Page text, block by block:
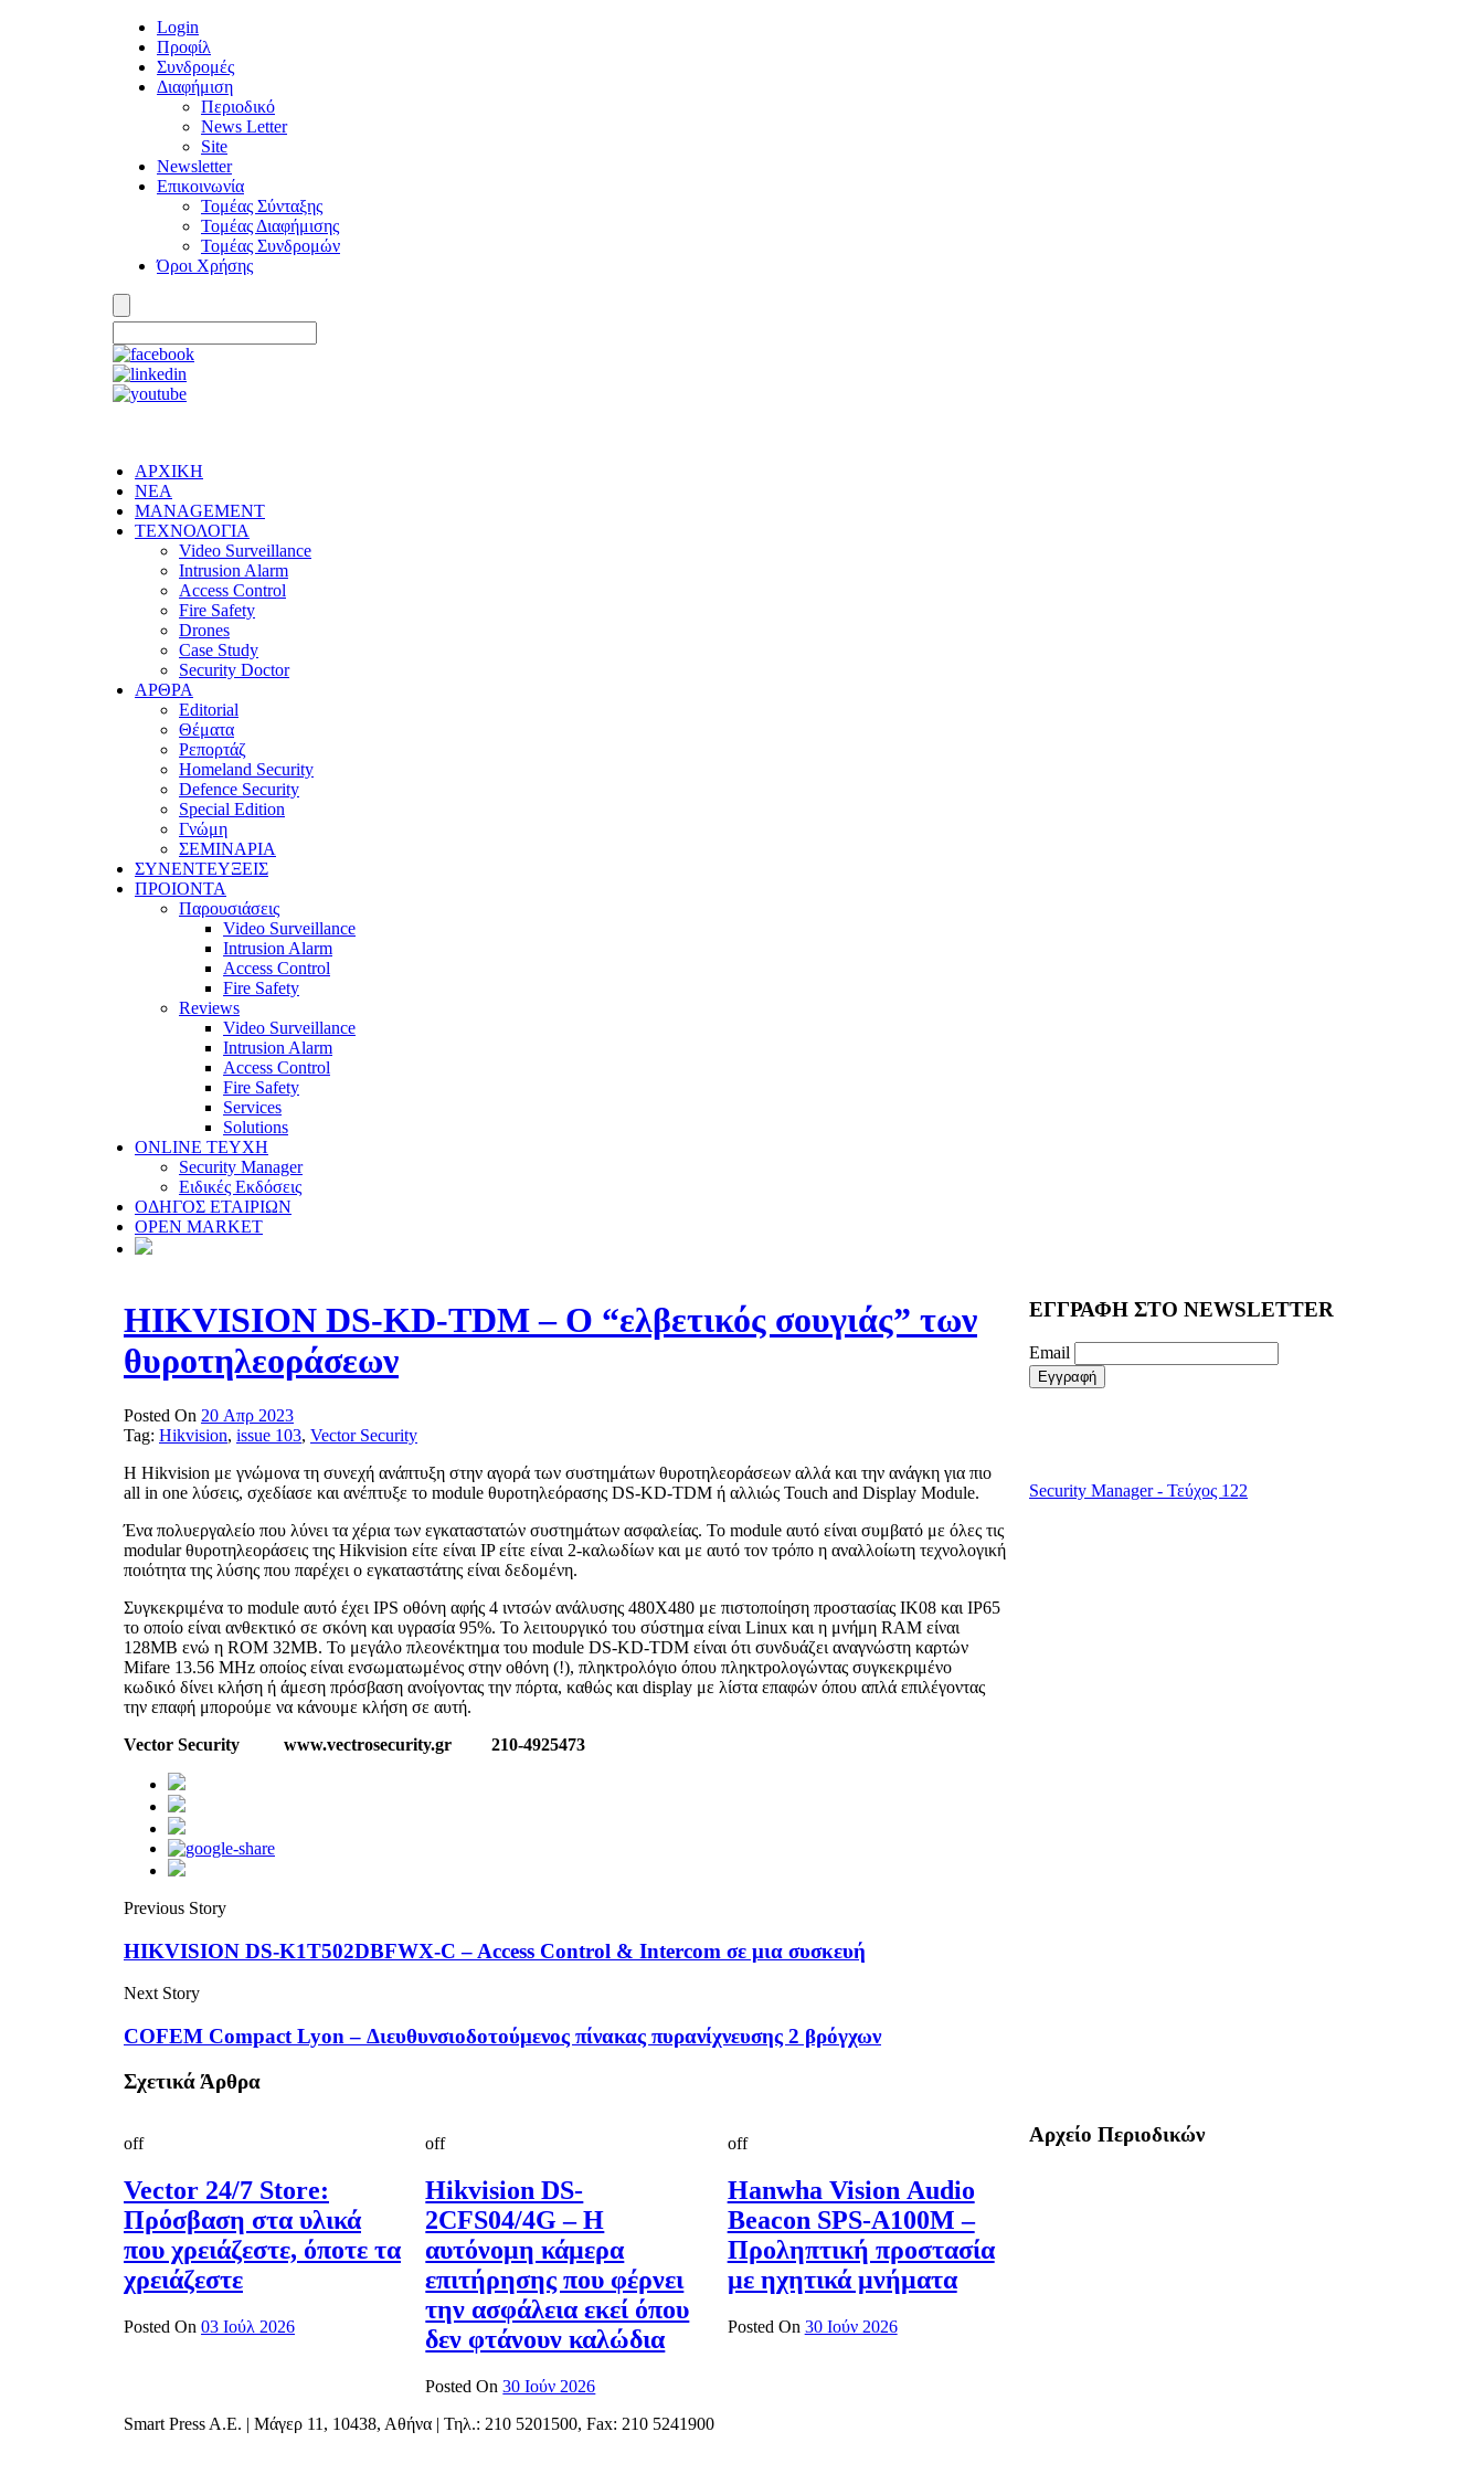
Login
Προφίλ
Συνδρομές
Διαφήμιση
Περιοδικό
News Letter
Site
Newsletter
Επικοινωνία
Τομέας Σύνταξης
Τομέας Διαφήμισης
Τομέας Συνδρομών
Όροι Χρήσης
ΑΡΧΙΚΗ
ΝΕΑ
MANAGEMENT
ΤΕΧΝΟΛΟΓΙΑ
Video Surveillance
Intrusion Alarm
Access Control
Fire Safety
Drones
Case Study
Security Doctor
ΑΡΘΡΑ
Editorial
Θέματα
Ρεπορτάζ
Homeland Security
Defence Security
Special Edition
Γνώμη
ΣΕΜΙΝΑΡΙΑ
ΣΥΝΕΝΤΕΥΞΕΙΣ
ΠΡΟΙΟΝΤΑ
Παρουσιάσεις
Video Surveillance
Intrusion Alarm
Access Control
Fire Safety
Reviews
Video Surveillance
Intrusion Alarm
Access Control
Fire Safety
Services
Solutions
ONLINE TEYXH
Security Manager
Ειδικές Εκδόσεις
ΟΔΗΓΟΣ ΕΤΑΙΡΙΩΝ
OPEN MARKET
HIKVISION DS-KD-TDM – Ο “ελβετικός σουγιάς” των
θυροτηλεοράσεων
Posted On 20 Απρ 2023
Tag: Hikvision, issue 103, Vector Security
Η Hikvision με γνώμονα τη συνεχή ανάπτυξη στην αγορά των συστημάτων θυροτηλεοράσεων αλλά και την ανάγκη για πιο
all in one λύσεις, σχεδίασε και ανέπτυξε το module θυροτηλεόρασης DS-KD-TDM ή αλλιώς Touch and Display Module.
Ένα πολυεργαλείο που λύνει τα χέρια των εγκαταστατών συστημάτων ασφαλείας. Το module αυτό είναι συμβατό με όλες τις
modular θυροτηλεοράσεις της Hikvision είτε είναι IP είτε είναι 2-καλωδίων και με αυτό τον τρόπο η αναλλοίωτη τεχνολογική
ποιότητα της λύσης που παρέχει ο εγκαταστάτης είναι δεδομένη.
Συγκεκριμένα το module αυτό έχει IPS οθόνη αφής 4 ιντσών ανάλυσης 480Χ480 με πιστοποίηση προστασίας IK08 και IP65
το οποίο είναι ανθεκτικό σε σκόνη και υγρασία 95%. Το λειτουργικό του σύστημα είναι Linux και η μνήμη RAM είναι
128MB ενώ η ROM 32MB. Το μεγάλο πλεονέκτημα του module DS-KD-TDM είναι ότι συνδυάζει αναγνώστη καρτών
Mifare 13.56 MHz οποίος είναι ενσωματωμένος στην οθόνη (!), πληκτρολόγιο όπου πληκτρολογώντας συγκεκριμένο
κωδικό δίνει κλήση ή άμεση πρόσβαση ανοίγοντας την πόρτα, καθώς και display με λίστα επαφών όπου απλά επιλέγοντας
την επαφή μπορούμε να κάνουμε κλήση σε αυτή.
Vector Security www.vectrosecurity.gr 210-4925473
Previous Story
HIKVISION DS-K1T502DBFWX-C – Access Control & Intercom σε μια συσκευή
Next Story
COFEM Compact Lyon – Διευθυνσιοδοτούμενος πίνακας πυρανίχνευσης 2 βρόγχων
Σχετικά Άρθρα
off
Vector 24/7 Store:
Πρόσβαση στα υλικά
που χρειάζεστε, όποτε τα
χρειάζεστε
Posted On 03 Ιούλ 2026
off
Hikvision DS-
2CFS04/4G – Η
αυτόνομη κάμερα
επιτήρησης που φέρνει
την ασφάλεια εκεί όπου
δεν φτάνουν καλώδια
Posted On 30 Ιούν 2026
off
Hanwha Vision Audio
Beacon SPS-A100M –
Προληπτική προστασία
με ηχητικά μνήματα
Posted On 30 Ιούν 2026
ΕΓΓΡΑΦΗ ΣΤΟ NEWSLETTER
Email
Security Manager - Τεύχος 122
Αρχείο Περιοδικών
Smart Press A.E. | Μάγερ 11, 10438, Αθήνα | Τηλ.: 210 5201500, Fax: 210 5241900